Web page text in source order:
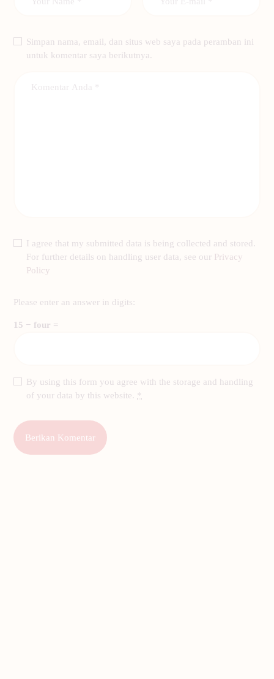
Simpan nama, email, dan situs web saya pada peramban ini
untuk komentar saya berikutnya.
I agree that my submitted data is being collected and stored.
For further details on handling user data, see our Privacy
Policy
Please enter an answer in digits:
15 − four =
By using this form you agree with the storage and handling
of your data by this website. *